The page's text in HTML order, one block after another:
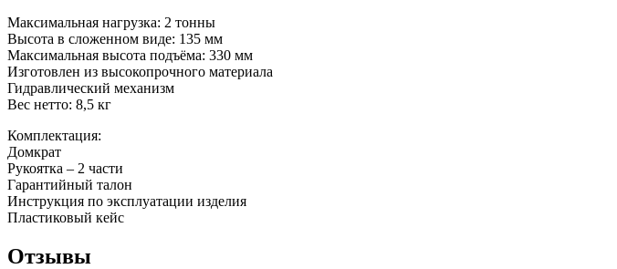
Максимальная нагрузка: 2 тонны
Высота в сложенном виде: 135 мм
Максимальная высота подъёма: 330 мм
Изготовлен из высокопрочного материала
Гидравлический механизм
Вес нетто: 8,5 кг
Комплектация:
Домкрат
Рукоятка – 2 части
Гарантийный талон
Инструкция по эксплуатации изделия
Пластиковый кейс
Отзывы